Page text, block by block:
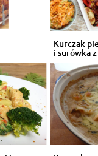
Kurczak
i surówka